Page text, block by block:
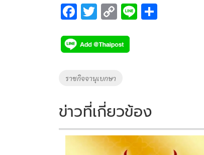
F
e
b
o
k
T
tt
er
C
p
y
k
Li
Tags
ราชกิจจานุเบกษา
ข่าวที่เกี่ยวข้อง